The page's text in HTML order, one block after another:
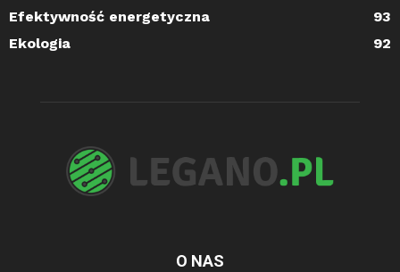
Efektywność energetyczna
93
Ekologia
92
O NAS